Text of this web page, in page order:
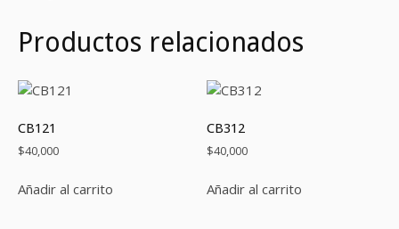
Productos relacionados
CB121
$40,000
Añadir al carrito
CB312
$40,000
Añadir al carrito